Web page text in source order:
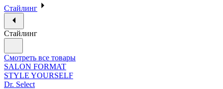
Стайлинг
Стайлинг
Смотреть все товары
SALON FORMAT
STYLE YOURSELF
Dr. Select